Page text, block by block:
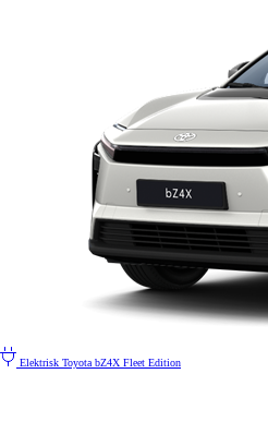
Elektrisk Toyota bZ4X Fleet Edition